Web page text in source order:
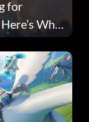
for
Why